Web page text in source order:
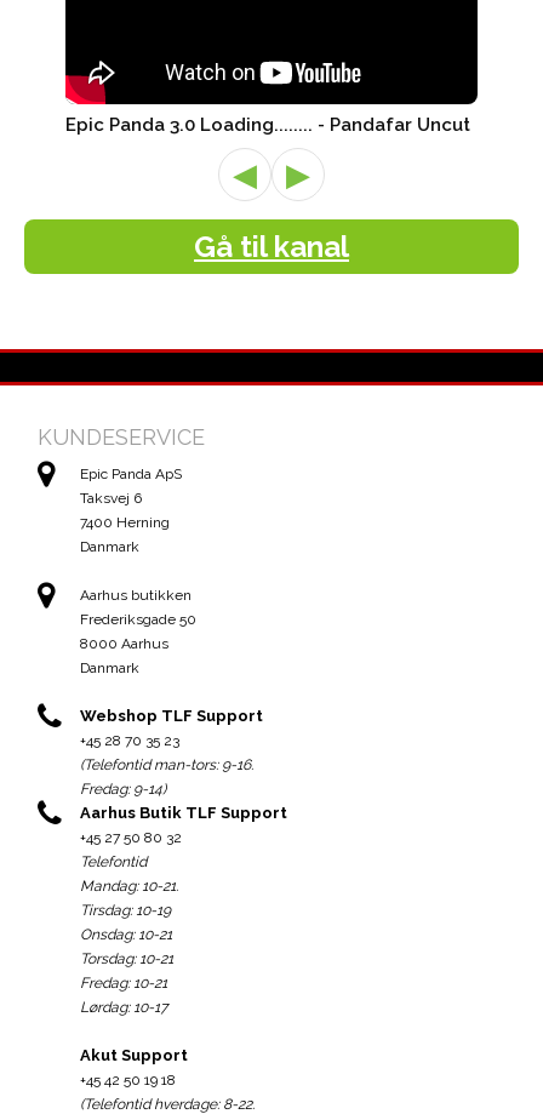
Epic Panda 3.0 Loading........ - Pandafar Uncut
◀ ▶
Gå til kanal
KUNDESERVICE
Epic Panda ApS
Taksvej 6
7400 Herning
Danmark
Aarhus butikken
Frederiksgade 50
8000 Aarhus
Danmark
Webshop TLF Support
+45 28 70 35 23
(Telefontid man-tors: 9-16.
Fredag: 9-14)
Aarhus Butik TLF Support
+45 27 50 80 32
Telefontid
Mandag: 10-21.
Tirsdag: 10-19
Onsdag: 10-21
Torsdag: 10-21
Fredag: 10-21
Lørdag: 10-17
Akut Support
+45 42 50 19 18
(Telefontid hverdage: 8-22.